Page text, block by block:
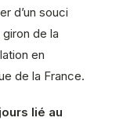
d’un souci
de la
en
de la France.
lié au